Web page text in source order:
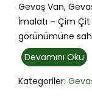
Gevaş Van,
İmalatı – Çim
görünümüne
Devamını Oku
Kategoriler: